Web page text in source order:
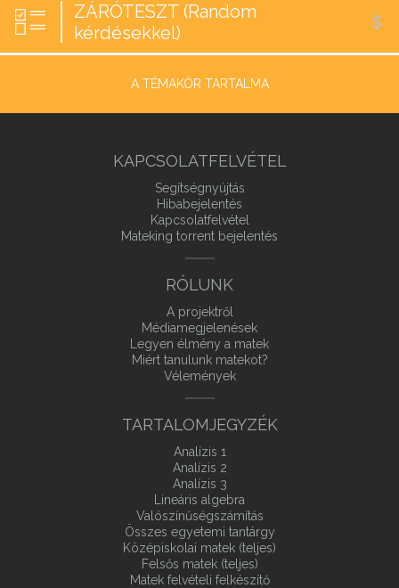
ZÁRÓTESZT (Random
kérdésekkel)
A TÉMAKÖR TARTALMA
KAPCSOLATFELVÉTEL
Segítségnyújtás
Hibabejelentés
Kapcsolatfelvétel
Mateking torrent bejelentés
RÓLUNK
A projektről
Médiamegjelenések
Legyen élmény a matek
Miért tanulunk matekot?
Vélemények
TARTALOMJEGYZÉK
Analízis 1
Analízis 2
Analízis 3
Lineáris algebra
Valószínűségszámítás
Összes egyetemi tantárgy
Középiskolai matek (teljes)
Felsős matek (teljes)
Matek felvételi felkészítő